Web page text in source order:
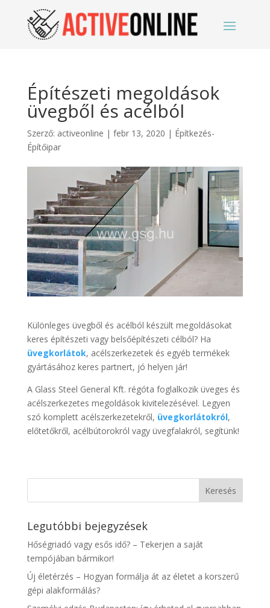
Építészeti megoldások
üvegből és acélból
Szerző: activeonline | febr 13, 2020 | Építkezés-
Építőipar
Különleges üvegből és acélból készült megoldásokat
keres építészeti vagy belsőépítészeti célból? Ha
üvegkorlátok, acélszerkezetek és egyéb termékek
gyártásához keres partnert, jó helyen jár!
A Glass Steel General Kft. régóta foglalkozik üveges és
acélszerkezetes megoldások kivitelezésével. Legyen
szó komplett acélszerkezetekről, üvegkorlátokról,
előtetőkről, acélbútorokról vagy üvegfalakról, segítünk!
Legutóbbi bejegyzések
Hőségriadó vagy esős idő? – Tekerjen a saját
tempójában bármikor!
Új életérzés – Hogyan formálja át az életet a korszerű
gépi alakformálás?